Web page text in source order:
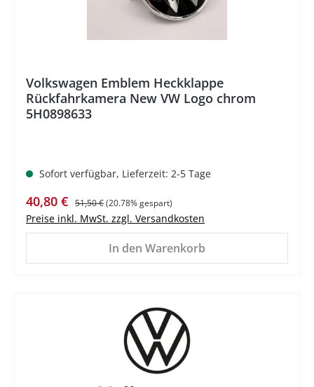
Volkswagen Emblem Heckklappe
Rückfahrkamera New VW Logo chrom
5H0898633
Sofort verfügbar, Lieferzeit: 2-5 Tage
Verkaufspreis:
40,80 € Regulärer Preis:
51,50 €(20.78% gespart)
Preise inkl. MwSt. zzgl. Versandkosten
In den Warenkorb